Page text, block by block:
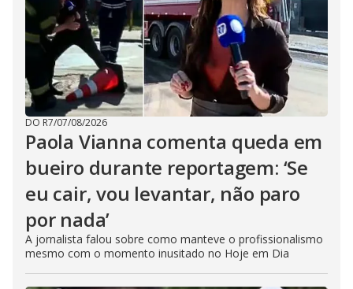
DO R7/07/08/2026
Paola Vianna comenta queda em
bueiro durante reportagem: ‘Se
eu cair, vou levantar, não paro
por nada’
A jornalista falou sobre como manteve o profissionalismo
mesmo com o momento inusitado no Hoje em Dia